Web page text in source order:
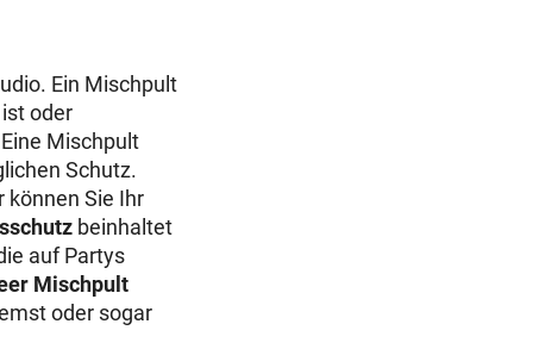
Ein Mischpult
oder
Mischpult
Schutz.
können Sie Ihr
beinhaltet
auf Partys
Mischpult
oder sogar